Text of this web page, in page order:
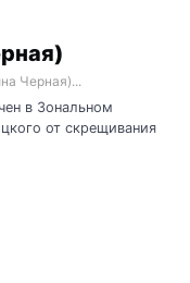
Черная)...
в Зональном
от скрещивания